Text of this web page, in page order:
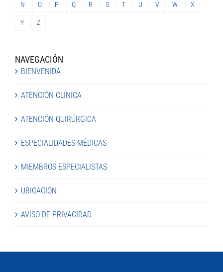
N O P Q R S T U V W X
Y Z
NAVEGACIÓN
BIENVENIDA
ATENCIÓN CLÍNICA
ATENCIÓN QUIRÚRGICA
ESPECIALIDADES MÉDICAS
MIEMBROS ESPECIALISTAS
UBICACIÓN
AVISO DE PRIVACIDAD